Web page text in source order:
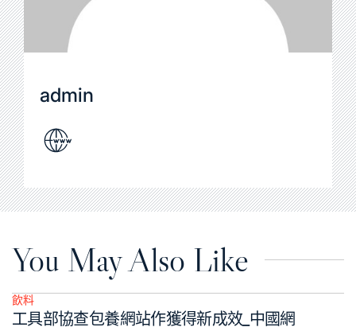
admin
You May Also Like
Posted
in
飲料
工具部協查包養網站作獲得新成效_中國網